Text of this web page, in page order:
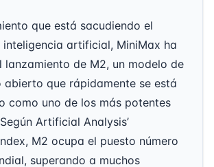
que está sacudiendo el
inteligencia artificial, MiniMax ha
lanzamiento de M2, un modelo de
abierto que rápidamente se está
como uno de los más potentes
Artificial Analysis’
M2 ocupa el puesto número
superando a muchos